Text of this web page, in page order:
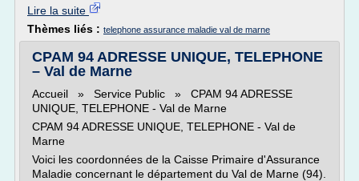
Lire la suite
Thèmes liés : telephone assurance maladie val de marne
CPAM 94 ADRESSE UNIQUE, TELEPHONE
– Val de Marne
Accueil » Service Public » CPAM 94 ADRESSE
UNIQUE, TELEPHONE - Val de Marne
CPAM 94 ADRESSE UNIQUE, TELEPHONE - Val de
Marne
Voici les coordonnées de la Caisse Primaire d'Assurance
Maladie concernant le département du Val de Marne (94).